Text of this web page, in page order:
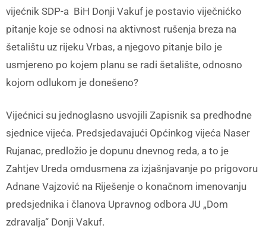
vijećnik SDP-a BiH Donji Vakuf je postavio viječnićko
pitanje koje se odnosi na aktivnost rušenja breza na
šetalištu uz rijeku Vrbas, a njegovo pitanje bilo je
usmjereno po kojem planu se radi šetalište, odnosno
kojom odlukom je donešeno?
Vijećnici su jednoglasno usvojili Zapisnik sa predhodne
sjednice vijeća. Predsjedavajući Općinkog vijeća Naser
Rujanac, predložio je dopunu dnevnog reda, a to je
Zahtjev Ureda omdusmena za izjašnjavanje po prigovoru
Adnane Vajzović na Riješenje o konačnom imenovanju
predsjednika i članova Upravnog odbora JU „Dom
zdravalja“ Donji Vakuf.